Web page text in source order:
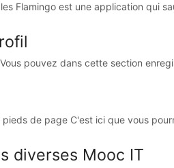
Flamingo est une application qui
pouvez dans cette section
pieds de page C'est ici que vous
diverses Mooc IT